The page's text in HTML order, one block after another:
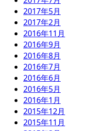
2017年5月
2017年2月
2016年11月
2016年9月
2016年8月
2016年7月
2016年6月
2016年5月
2016年1月
2015年12月
2015年11月